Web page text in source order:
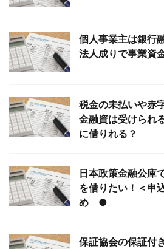
個人事業主は銀行
法人成りで事業資
税金の未払いや赤
金融資は受けられ
に借りれる？
日本政策金融公庫
を借りたい！＜申
め ●
保証協会の保証付